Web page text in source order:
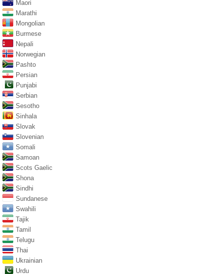
Maori
Marathi
Mongolian
Burmese
Nepali
Norwegian
Pashto
Persian
Punjabi
Serbian
Sesotho
Sinhala
Slovak
Slovenian
Somali
Samoan
Scots Gaelic
Shona
Sindhi
Sundanese
Swahili
Tajik
Tamil
Telugu
Thai
Ukrainian
Urdu